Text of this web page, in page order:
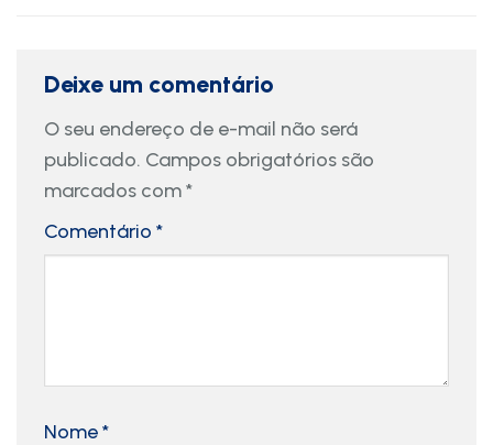
Deixe um comentário
O seu endereço de e-mail não será
publicado. Campos obrigatórios são
marcados com*
Comentário *
Nome*